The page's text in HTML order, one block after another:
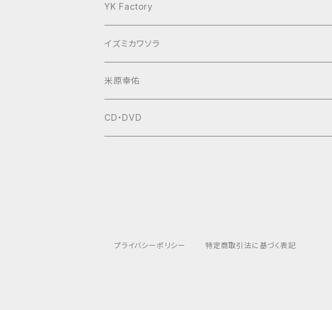
YK Factory
イズミカワソラ
米原幸佑
CD・DVD
プライバシーポリシー 特定商取引法に基づく表記